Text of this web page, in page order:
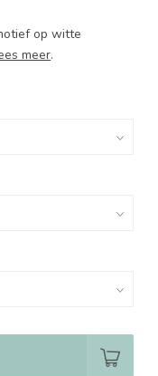
op witte
meer.